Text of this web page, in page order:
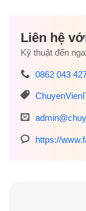
Liên hệ
Kỹ thuật đến
0862 043
https://